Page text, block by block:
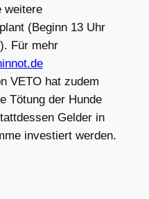
weitere
(Beginn 13 Uhr
Für mehr
VETO hat zudem
Tötung der Hunde
Gelder in
investiert werden.